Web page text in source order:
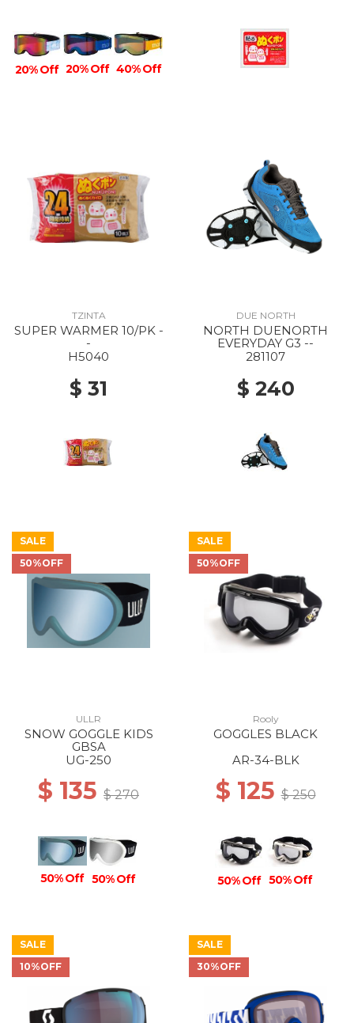
20% Off 20% Off 40% Off
TZINTA
SUPER WARMER 10/PK -
-
H5040
$ 31
DUE NORTH
NORTH DUENORTH
EVERYDAY G3 --
281107
$ 240
SALE
50%OFF
ULLR
SNOW GOGGLE KIDS
GBSA
UG-250
$ 135 $ 270
50% Off 50% Off
SALE
50%OFF
Rooly
GOGGLES BLACK
AR-34-BLK
$ 125$ 250
50% Off 50% Off
SALE
10%OFF
SALE
30%OFF